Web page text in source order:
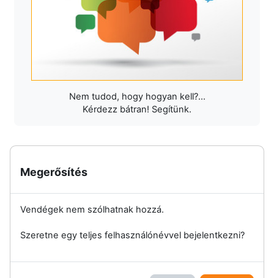
Nem tudod, hogy hogyan kell?...
Kérdezz bátran! Segítünk.
Megerősítés
Vendégek nem szólhatnak hozzá.
Szeretne egy teljes felhasználónévvel bejelentkezni?